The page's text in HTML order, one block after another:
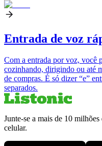
Entrada de voz
Com a entrada por voz, você
cozinhando, dirigindo ou até
de compras. É só dizer “e”
separados.
Junte-se a mais de 10
celular.